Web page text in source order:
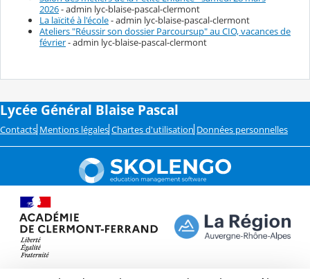
2026- admin lyc-blaise-pascal-clermont
La laïcité à l'école- admin lyc-blaise-pascal-clermont
Ateliers "Réussir son dossier Parcoursup" au CIO, vacances de
février- admin lyc-blaise-pascal-clermont
Lycée Général Blaise Pascal
Contacts Mentions légales Chartes d'utilisation Données personnelles